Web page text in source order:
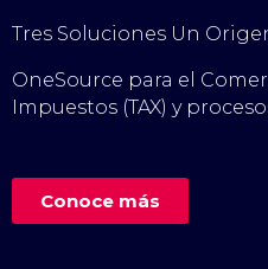
Tres Soluciones Un
OneSource para el
Impuestos (TAX) y
Conoce más